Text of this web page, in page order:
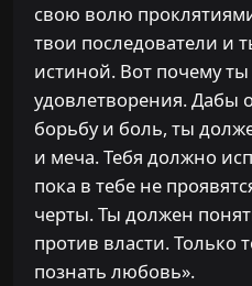
свою волю
твои последователи и
истиной. Вот почему
удовлетворения. Дабы
борьбу и боль, ты
и меча. Тебя должно
пока в тебе не
черты. Ты должен
против власти. Только
познать любовь».